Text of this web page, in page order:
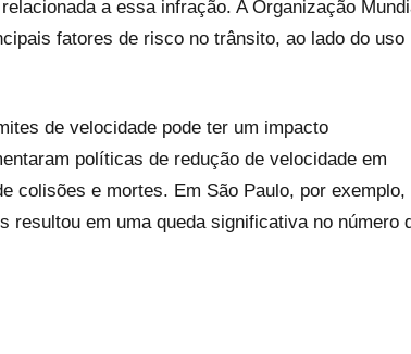
a essa infração. A Organização
fatores de risco no trânsito, ao lado do uso
de velocidade pode ter um impacto
políticas de redução de velocidade em
colisões e mortes. Em São Paulo, por exemplo,
resultou em uma queda significativa no número